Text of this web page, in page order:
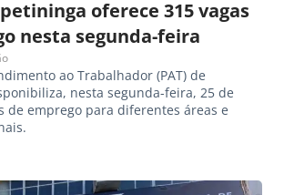
oferece 315 vagas
nesta segunda-feira
ao Trabalhador (PAT) de
nesta segunda-feira, 25 de
de emprego para diferentes áreas e